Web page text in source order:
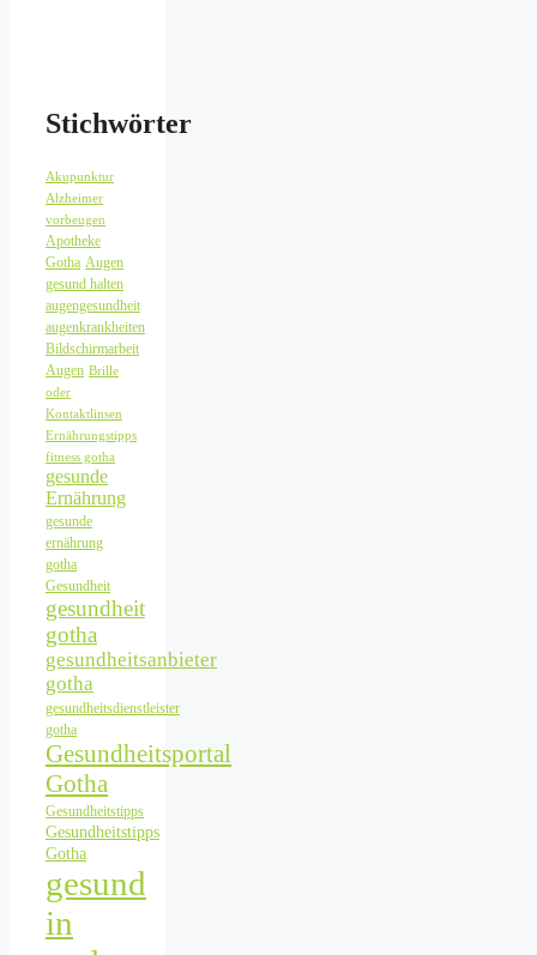
Stichwörter
Akupunktur
Alzheimer
vorbeugen
Apotheke
Gotha Augen
gesund halten
augengesundheit
augenkrankheiten
Bildschirmarbeit
Augen Brille
oder
Kontaktlinsen
Ernährungstipps
fitness gotha
gesunde
Ernährung
gesunde
ernährung
gotha
Gesundheit
gesundheit
gotha
gesundheitsanbieter
gotha
gesundheitsdienstleister
gotha
Gesundheitsportal
Gotha
Gesundheitstipps
Gesundheitstipps
Gotha
gesund
in